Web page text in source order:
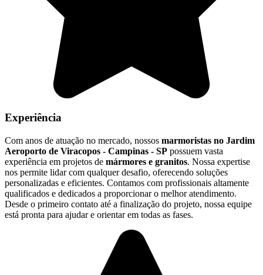
Experiência
Com anos de atuação no mercado, nossos marmoristas no Jardim
Aeroporto de Viracopos - Campinas - SP possuem vasta
experiência em projetos de mármores e granitos. Nossa expertise
nos permite lidar com qualquer desafio, oferecendo soluções
personalizadas e eficientes. Contamos com profissionais altamente
qualificados e dedicados a proporcionar o melhor atendimento.
Desde o primeiro contato até a finalização do projeto, nossa equipe
está pronta para ajudar e orientar em todas as fases.